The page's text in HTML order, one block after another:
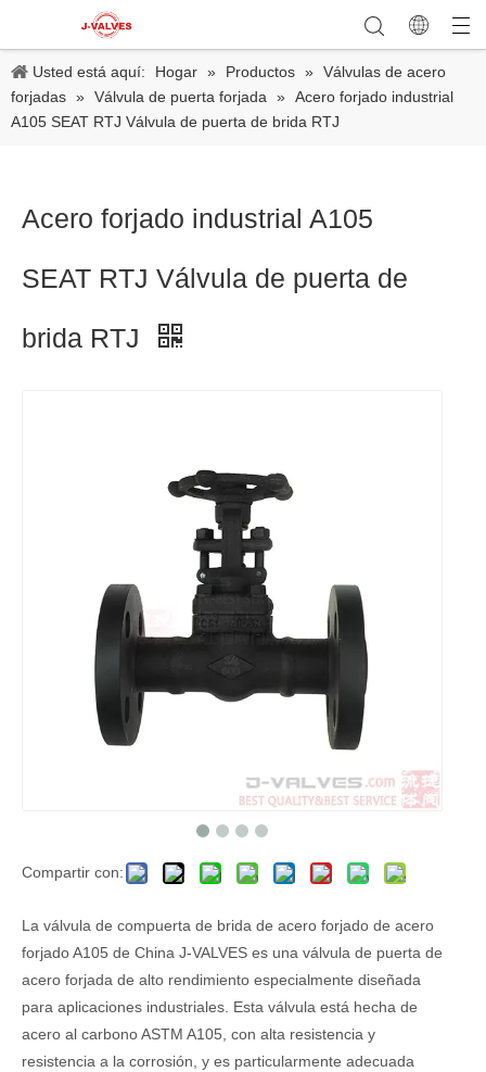
Usted está aquí: Hogar » Productos » Válvulas de acero
forjadas » Válvula de puerta forjada » Acero forjado industrial
A105 SEAT RTJ Válvula de puerta de brida RTJ
Acero forjado industrial A105
SEAT RTJ Válvula de puerta de
brida RTJ
Compartir con:
La válvula de compuerta de brida de acero forjado de acero
forjado A105 de China J-VALVES es una válvula de puerta de
acero forjada de alto rendimiento especialmente diseñada
para aplicaciones industriales. Esta válvula está hecha de
acero al carbono ASTM A105, con alta resistencia y
resistencia a la corrosión, y es particularmente adecuada